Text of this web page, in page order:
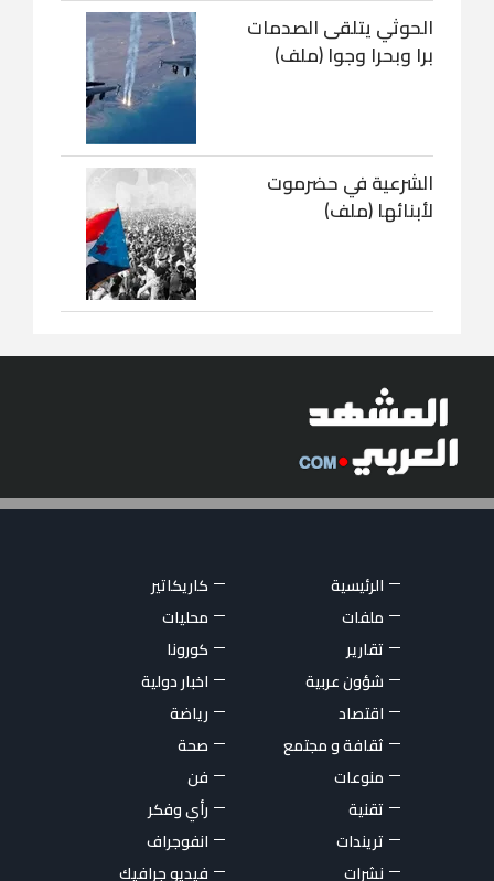
الحوثي يتلقى الصدمات
برا وبحرا وجوا (ملف)
الشرعية في حضرموت
لأبنائها (ملف)
الرئيسية
كاريكاتير
ملفات
محليات
تقارير
كورونا
شؤون عربية
اخبار دولية
اقتصاد
رياضة
ثقافة و مجتمع
صحة
منوعات
فن
تقنية
رأي وفكر
تريندات
انفوجراف
نشرات
فيديو جرافيك